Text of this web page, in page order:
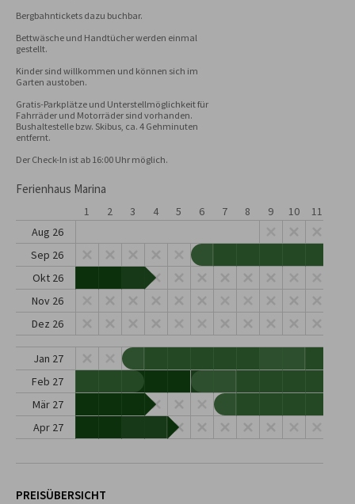
Bergbahntickets dazu buchbar.
Bettwäsche und Handtücher werden einmal
gestellt.
Kinder sind willkommen und können sich im
Garten austoben.
Gratis-Parkplätze und Unterstellmöglichkeit für
Fahrräder und Motorräder sind vorhanden.
Bushaltestelle bzw. Skibus, ca. 4 Gehminuten
entfernt.
Der Check-In ist ab 16:00 Uhr möglich.
Ferienhaus Marina
1 2 3 4 5 6 7 8 9 10 11
Aug 26
Sep 26
Okt 26
Nov 26
Dez 26
Jan 27
Feb 27
Mär 27
Apr 27
PREISÜBERSICHT